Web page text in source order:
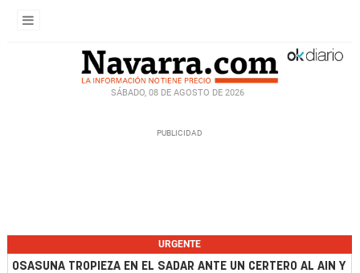
SÁBADO, 08 DE AGOSTO DE 2026
URGENTE
OSASUNA TROPIEZA EN EL SADAR ANTE UN CERTERO AL AIN Y